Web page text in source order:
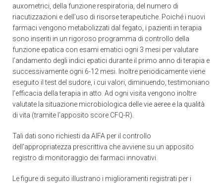
auxometrici, della funzione respiratoria, del numero di
riacutizzazioni e dell’uso di risorse terapeutiche. Poiché i nuovi
farmaci vengono metabolizzati dal fegato, i pazienti in terapia
sono inseriti in un rigoroso programma di controllo della
funzione epatica con esami ematici ogni 3 mesi per valutare
l’andamento degli indici epatici durante il primo anno di terapia e
successivamente ogni 6-12 mesi. Inoltre periodicamente viene
eseguito il test del sudore, i cui valori, diminuendo, testimoniano
l’efficacia della terapia in atto. Ad ogni visita vengono inoltre
valutate la situazione microbiologica delle vie aeree e la qualità
di vita (tramite l’apposito score CFQ-R).
Tali dati sono richiesti da AIFA per il controllo
dell’appropriatezza prescrittiva che avviene su un apposito
registro di monitoraggio dei farmaci innovativi.
Le figure di seguito illustrano i miglioramenti registrati per i